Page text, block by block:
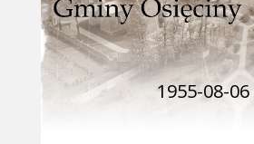
1955-08-06